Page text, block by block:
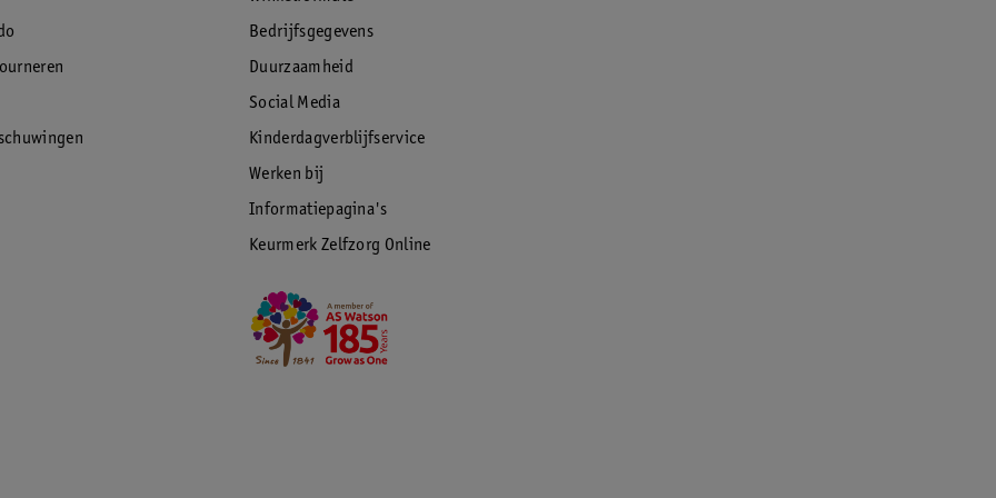
en intense hydratatie.
en experts, gericht op de
irritatie, een ruwe huid, een trekkerige
Bedrijfsgegevens
Duurzaamheid
Social Media
Kinderdagverblijfservice
Werken bij
Informatiepagina's
Keurmerk Zelfzorg Online